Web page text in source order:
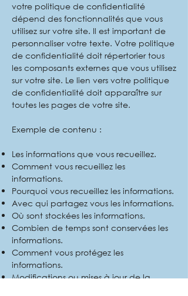
votre politique de confidentialité
dépend des fonctionnalités que vous
utilisez sur votre site. Il est important de
personnaliser votre texte. Votre politique
de confidentialité doit répertorier tous
les composants externes que vous utilisez
sur votre site. Le lien vers votre politique
de confidentialité doit apparaître sur
toutes les pages de votre site.
Exemple de contenu :
Les informations que vous recueillez.
Comment vous recueillez les
informations.
Pourquoi vous recueillez les informations.
Avec qui partagez vous les informations.
Où sont stockées les informations.
Combien de temps sont conservées les
informations.
Comment vous protégez les
informations.
Modifications ou mises à jour de la